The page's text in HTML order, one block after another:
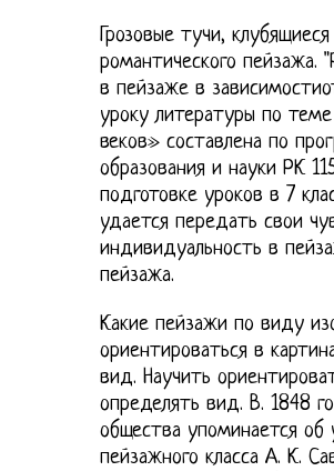
Грозовые тучи,
романтического пейзажа.
в пейзаже в
уроку литературы по
веков» составлена по
образования и науки РК
подготовке уроков в 7
удается передать свои
индивидуальность в
пейзажа.
Какие пейзажи по виду
ориентироваться в
вид. Научить
определять вид. В. 1848
общества упоминается об
пейзажного класса А. К.